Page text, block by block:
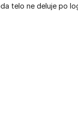
telo ne deluje po